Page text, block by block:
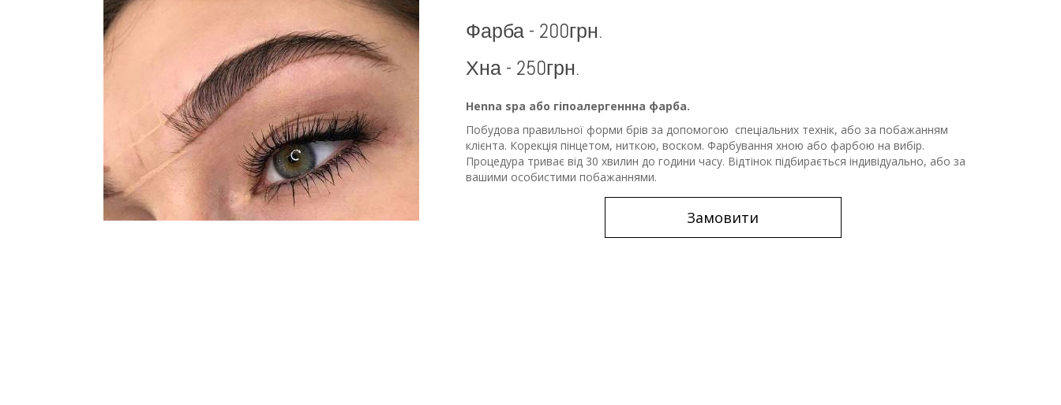
Фарба - 200грн.
Хна - 250грн.
Henna spa або гіпоалергеннна фарба.
Побудова правильної форми брів за допомогою спеціальних технік, або за побажанням
клієнта. Корекція пінцетом, ниткою, воском. Фарбування хною або фарбою на вибір.
Процедура триває від 30 хвилин до години часу. Відтінок підбирається індивідуально, або за
вашими особистими побажаннями.
Замовити